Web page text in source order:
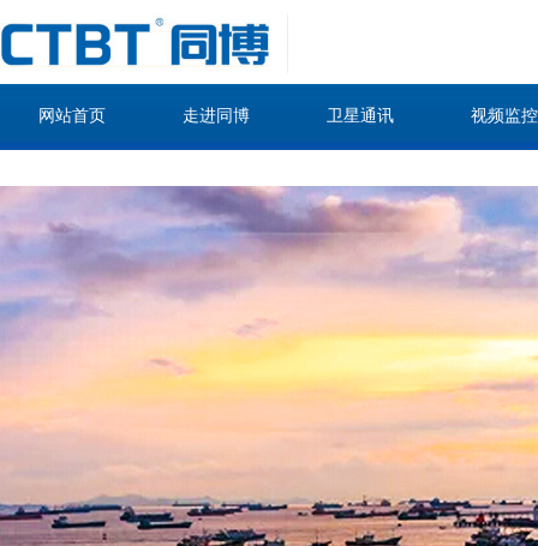
网站首页 走进同博 卫星通讯 视频监控